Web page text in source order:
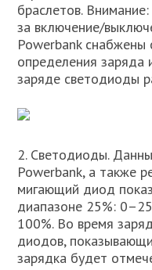
браслетов.
за включение/
Powerbank снабжены
определения заряда
заряде светодиоды
2. Светодиоды.
Powerbank, а также
мигающий диод
диапазоне 25%:
100%. Во время
диодов,
зарядка будет